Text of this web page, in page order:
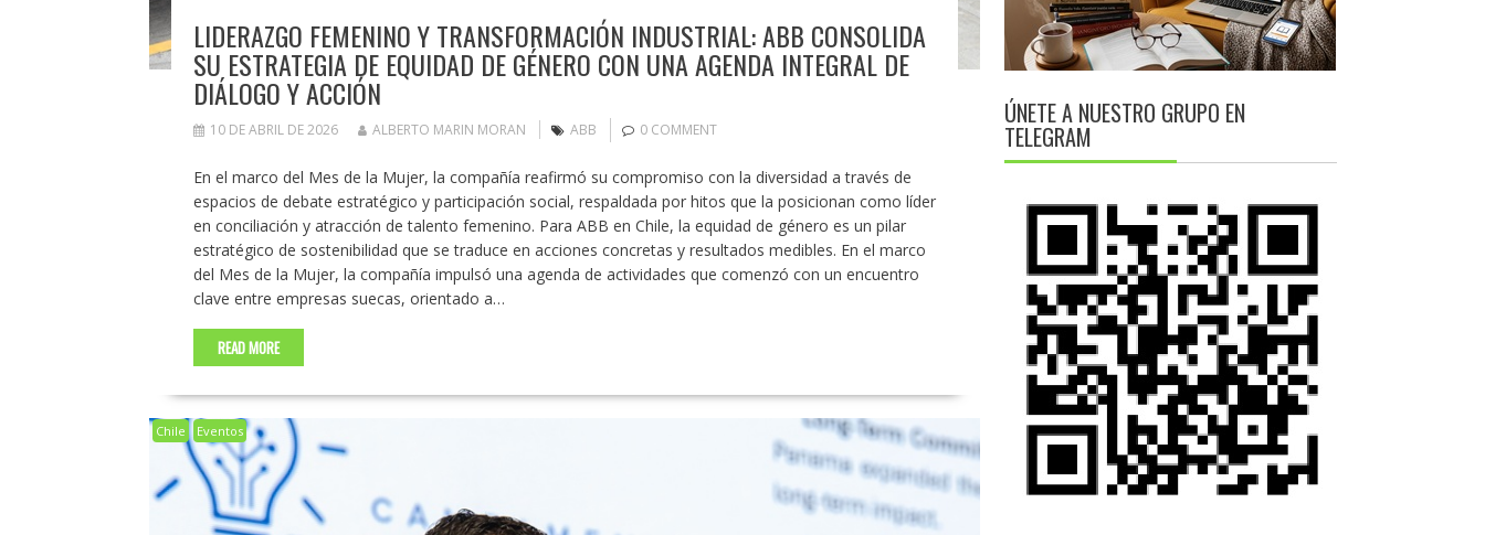
LIDERAZGO FEMENINO Y TRANSFORMACIÓN INDUSTRIAL: ABB CONSOLIDA
SU ESTRATEGIA DE EQUIDAD DE GÉNERO CON UNA AGENDA INTEGRAL DE
DIÁLOGO Y ACCIÓN
10 DE ABRIL DE 2026 ALBERTO MARIN MORAN ABB 0 COMMENT
En el marco del Mes de la Mujer, la compañía reafirmó su compromiso con la diversidad a través de
espacios de debate estratégico y participación social, respaldada por hitos que la posicionan como líder
en conciliación y atracción de talento femenino. Para ABB en Chile, la equidad de género es un pilar
estratégico de sostenibilidad que se traduce en acciones concretas y resultados medibles. En el marco
del Mes de la Mujer, la compañía impulsó una agenda de actividades que comenzó con un encuentro
clave entre empresas suecas, orientado a…
READ MORE
Chile Eventos
ÚNETE A NUESTRO GRUPO EN
TELEGRAM